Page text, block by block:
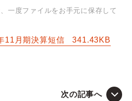
一度ファイルをお手元に保存して
11月期決算短信 341.43KB
次の記事へ